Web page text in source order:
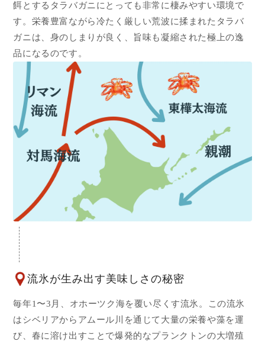
餌とするタラバガニにとっても非常に棲みやすい環境で
す。栄養豊富ながら冷たく厳しい荒波に揉まれたタラバ
ガニは、身のしまりが良く、旨味も凝縮された極上の逸
品になるのです。
流氷が生み出す美味しさの秘密
毎年1〜3月、オホーツク海を覆い尽くす流氷。この流氷
はシベリアからアムール川を通じて大量の栄養や藻を運
び、春に溶け出すことで爆発的なプランクトンの大増殖